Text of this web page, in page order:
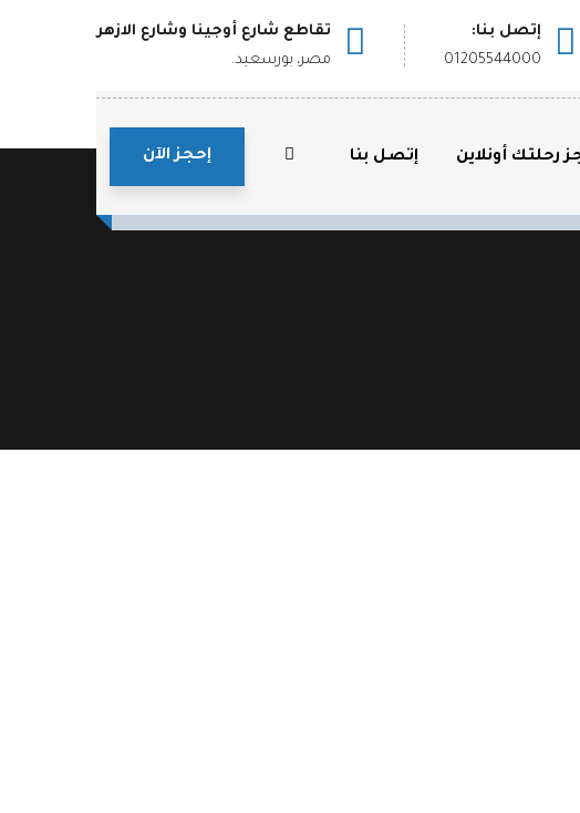
إتصل بنا:
01205544000
تقاطع شارع أوجينا وشارع الازهر
مصر، بورسعيد.
رحلتك أونلاين إتصل بنا إحجز الآن